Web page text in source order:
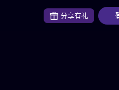
分享有礼